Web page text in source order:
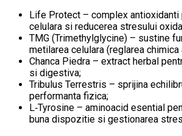
Life Protect – complex antioxidanti
celulara si reducerea stresului
TMG (Trimethylglycine) – sustine
metilarea celulara (reglarea
Chanca Piedra – extract herbal
si digestiva;
Tribulus Terrestris – sprijina
performanta fizica;
L‑Tyrosine – aminoacid esential
buna dispozitie si gestionarea